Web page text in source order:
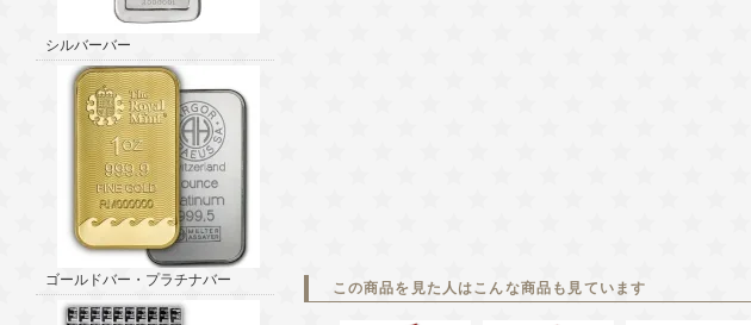
シルバーバー
ゴールドバー・プラチナバー
この商品を見た人はこんな商品も見ています